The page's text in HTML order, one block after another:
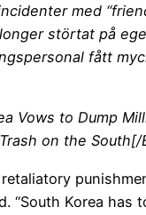
med
störtat på
fått
Vows to Dump
on the South[/
“South Korea has